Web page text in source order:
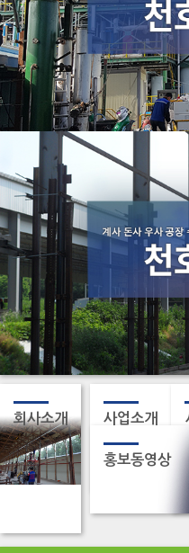
회사소개 사업소개
홍보동영상